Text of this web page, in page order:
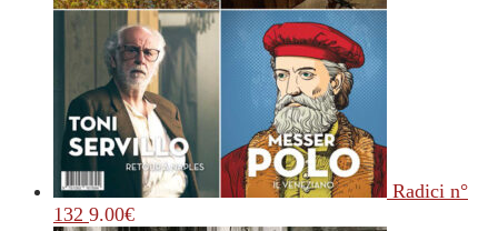
Radici n°
132 9.00€